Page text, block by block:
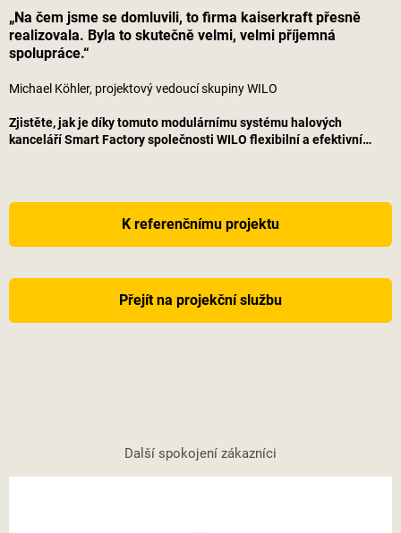
„Na čem jsme se domluvili, to firma kaiserkraft přesně
realizovala. Byla to skutečně velmi, velmi příjemná
spolupráce.“
Michael Köhler, projektový vedoucí skupiny WILO
Zjistěte, jak je díky tomuto modulárnímu systému halových
kanceláří Smart Factory společnosti WILO flexibilní a efektivní…
K referenčnímu projektu
Přejít na projekční službu
Další spokojení zákazníci